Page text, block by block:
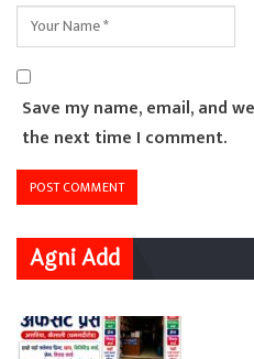
Save my name, email, and
the next time I comment.
Agni Add